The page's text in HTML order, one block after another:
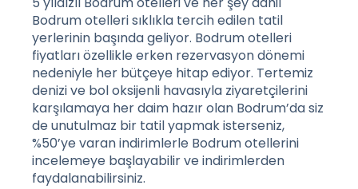
Bodrum otelleri sıklıkla tercih edilen tatil
yerlerinin başında geliyor. Bodrum otelleri
fiyatları özellikle erken rezervasyon dönemi
nedeniyle her bütçeye hitap ediyor. Tertemiz
denizi ve bol oksijenli havasıyla ziyaretçilerini
karşılamaya her daim hazır olan Bodrum’da siz
de unutulmaz bir tatil yapmak isterseniz,
%50’ye varan indirimlerle Bodrum otellerini
incelemeye başlayabilir ve indirimlerden
faydalanabilirsiniz.